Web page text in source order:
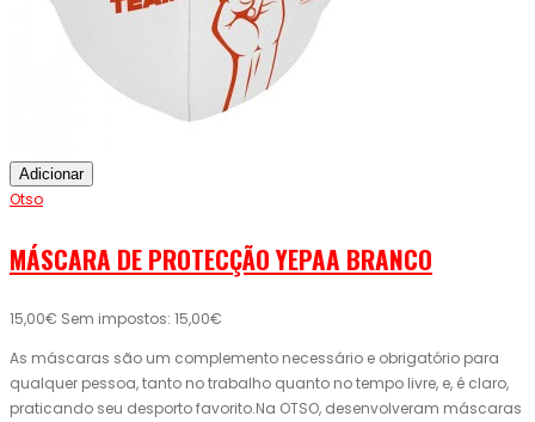
Adicionar
Otso
MÁSCARA DE PROTECÇÃO YEPAA BRANCO
15,00€ Sem impostos: 15,00€
As máscaras são um complemento necessário e obrigatório para
qualquer pessoa, tanto no trabalho quanto no tempo livre, e, é claro,
praticando seu desporto favorito.Na OTSO, desenvolveram máscaras